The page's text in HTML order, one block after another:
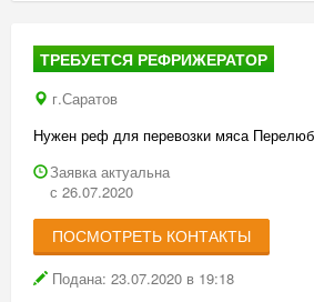
ТРЕБУЕТСЯ РЕФРИЖЕРАТОР
г.Саратов
Нужен реф для перевозки мяса
Заявка актуальна
с 26.07.2020
ПОСМОТРЕТЬ КОНТАКТЫ
Подана: 23.07.2020 в 19:18